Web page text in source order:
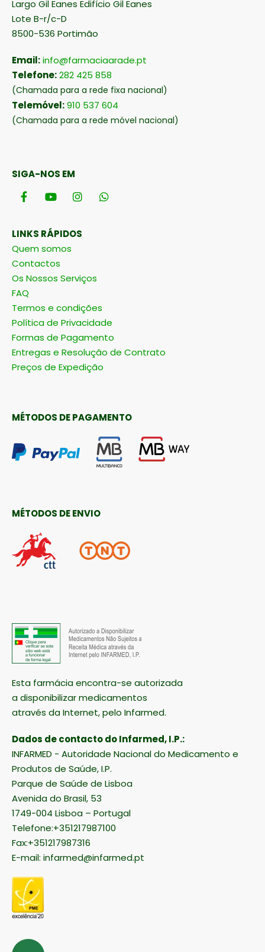
Largo Gil Eanes Edifício Gil Eanes
Lote B-r/c-D
8500-536 Portimão
Email:info@farmaciaarade.pt
Telefone:282 425 858
(Chamada para a rede fixa nacional)
Telemóvel:910 537 604
(Chamada para a rede móvel nacional)
SIGA-NOS EM
LINKS RÁPIDOS
Quem somos
Contactos
Os Nossos Serviços
FAQ
Termos e condições
Política de Privacidade
Formas de Pagamento
Entregas e Resolução de Contrato
Preços de Expedição
MÉTODOS DE PAGAMENTO
MÉTODOS DE ENVIO
Esta farmácia encontra-se autorizada
a disponibilizar medicamentos
através da Internet, pelo Infarmed.
Dados de contacto do Infarmed, I.P.:
INFARMED - Autoridade Nacional do Medicamento e
Produtos de Saúde, I.P.
Parque de Saúde de Lisboa
Avenida do Brasil, 53
1749-004 Lisboa – Portugal
Telefone:+351217987100
Fax:+351217987316
E-mail: infarmed@infarmed.pt